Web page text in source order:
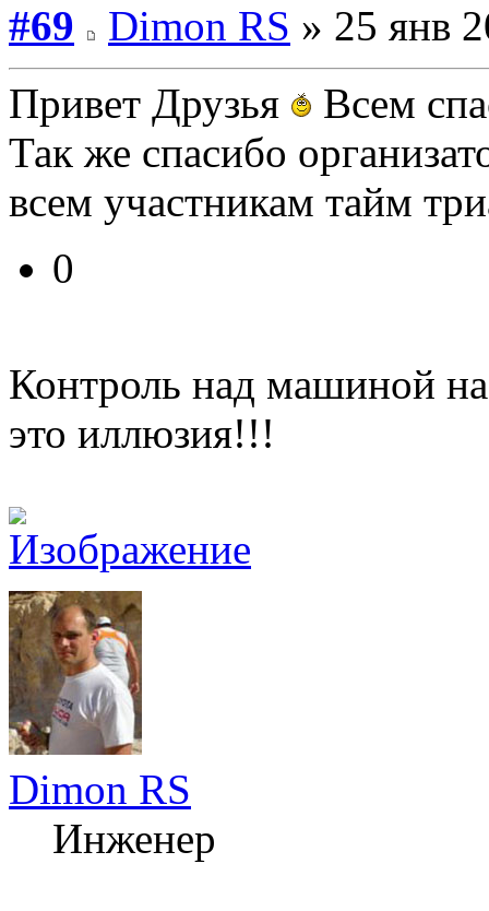
#69
Dimon RS » 25 янв
Привет Друзья
Всем
Так же спасибо
всем участникам тайм
0
Контроль над машиной
это иллюзия!!!
Dimon RS
Инженер